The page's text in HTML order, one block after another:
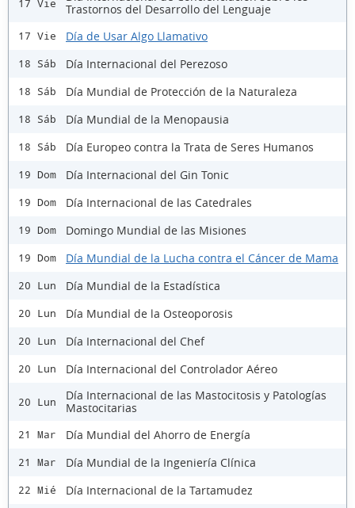
17 Vie
Trastornos del Desarrollo del Lenguaje
17 Vie Día de Usar Algo Llamativo
18 Sáb Día Internacional del Perezoso
18 Sáb Día Mundial de Protección de la Naturaleza
18 Sáb Día Mundial de la Menopausia
18 Sáb Día Europeo contra la Trata de Seres Humanos
19 Dom Día Internacional del Gin Tonic
19 Dom Día Internacional de las Catedrales
19 Dom Domingo Mundial de las Misiones
19 Dom Día Mundial de la Lucha contra el Cáncer de Mama
20 Lun Día Mundial de la Estadística
20 Lun Día Mundial de la Osteoporosis
20 Lun Día Internacional del Chef
20 Lun Día Internacional del Controlador Aéreo
20 Lun
Día Internacional de las Mastocitosis y Patologías
Mastocitarias
21 Mar Día Mundial del Ahorro de Energía
21 Mar Día Mundial de la Ingeniería Clínica
22 Mié Día Internacional de la Tartamudez